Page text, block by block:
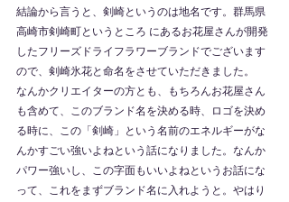
結論から言うと、剣崎というのは地名です。群馬県
高崎市剣崎町というところ にあるお花屋さんが開発
したフリーズドライフラワーブランドでございます
ので、剣崎氷花と命名をさせていただきました。
なんかクリエイターの方とも、もちろんお花屋さん
も含めて、このブランド名を決める時、ロゴを決め
る時に、この「剣崎」という名前のエネルギーがな
んかすごい強いよねという話になりました。なんか
パワー強いし、この字面もいいよねというお話にな
って、これをまずブランド名に入れようと。やはり